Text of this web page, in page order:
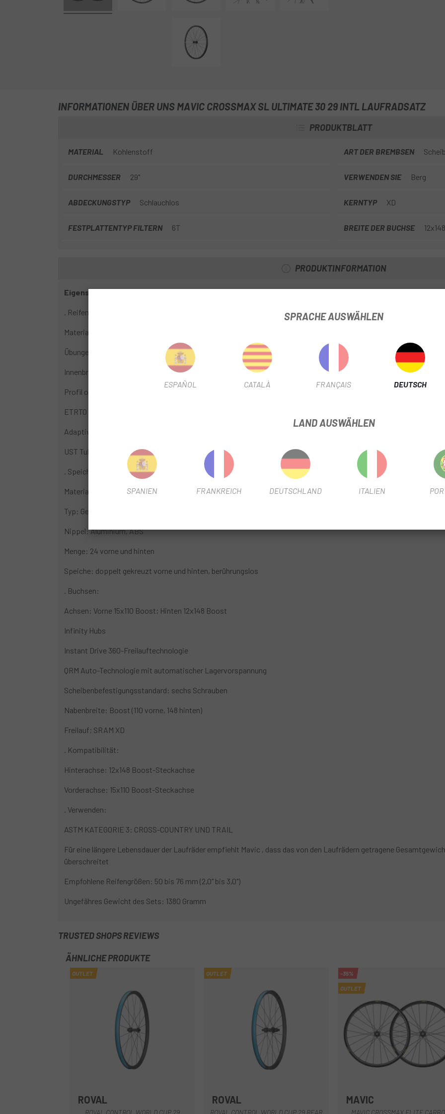
INFORMATIONEN ÜBER UNS MAVIC CROSSMAX SL ULTIMATE 30 29 INTL LAUFRADSATZ
PRODUKTBLATT
MATERIAL Kohlenstoff ART DER BREMBSEN
DURCHMESSER 29" VERWENDEN SIE Berg
ABDECKUNGSTYP Schlauchlos KERNTYP XD
FESTPLATTENTYP FILTERN 6T BREITE DER BUCHSE
PRODUKTINFORMATION
Eigenschaften:
. Reifen:
Material: 100 % Kohlefaser mit UD²-Außenschicht
Übungen: traditionell
Innenbreite: 30 mm
Profil ohne Innenlaschen (hakenlos)
ETRTO 29"-Maße: 622x30TSS
Adaptive Carbon-Laminat-Technologie
UST Tubeless Ready
. Speichen:
Material: Stahl
Typ: Gerade, flach, doppelt konifiziert
Nippel: Aluminium, ABS
Menge: 24 vorne und hinten
Speiche: doppelt gekreuzt vorne und hinten, berührungslos
. Buchsen:
Achsen: Vorne 15x110 Boost; Hinten 12x148 Boost
Infinity Hubs
Instant Drive 360-Freilauftechnologie
QRM Auto-Technologie mit automatischer Lagervorspannung
Scheibenbefestigungsstandard: sechs Schrauben
Nabenbreite: Boost (110 vorne, 148 hinten)
Freilauf; SRAM XD
. Kompatibilität:
Hinterachse: 12x148 Boost-Steckachse
Vorderachse: 15x110 Boost-Steckachse
. Verwenden:
ASTM KATEGORIE 3: CROSS-COUNTRY UND TRAIL
Für eine längere Lebensdauer der Laufräder empfiehlt Mavic , dass das von den Laufrädern getragene
überschreitet
Empfohlene Reifengrößen: 50 bis 76 mm (2,0" bis 3,0")
Ungefähres Gewicht des Sets: 1380 Gramm
TRUSTED SHOPS REVIEWS
ÄHNLICHE PRODUKTE
OUTLET
ROVAL
ROVAL CONTROL WORLD CUP 29
OUTLET
ROVAL
ROVAL CONTROL WORLD CUP 29 REAR
-35%
OUTLET
MAVIC
MAVIC CROSSMAX ELITE
SPRACHE AUSWÄHLEN
ESPAÑOL CATALÀ FRANÇAIS DEUTSCH
LAND AUSWÄHLEN
SPANIEN FRANKREICH DEUTSCHLAND ITALIEN